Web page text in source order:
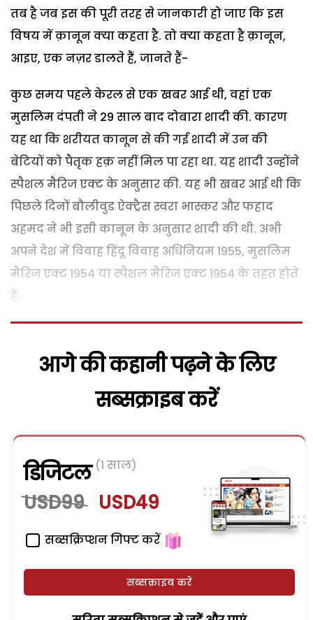
तब है जब इस की पूरी तरह से जानकारी हो जाए कि इस
विषय में क़ानून क्या कहता है. तो क्या कहता है क़ानून,
आइए, एक नज़र डालते हैं, जानते हैं-
कुछ समय पहले केरल से एक खबर आई थी, वहां एक
मुसलिम दंपती ने 29 साल बाद दोबारा शादी की. कारण
यह था कि शरीयत कानून से की गई शादी में उन की
बेटियों को पैतृक हक़ नहीं मिल पा रहा था. यह शादी उन्होंने
स्पैशल मैरिज एक्ट के अनुसार की. यह भी खबर आई थी कि
पिछले दिनों बौलीवुड ऐक्ट्रैस स्वरा भास्कर और फहाद
अहमद ने भी इसी कानून के अनुसार शादी की थी. अभी
अपने देश में विवाह हिंदू विवाह अधिनियम 1955, मुसलिम
मैरिज एक्ट 1954 या स्पैशल मैरिज एक्ट 1954 के तहत होते
हैं.
आगे की कहानी पढ़ने के लिए
सब्सक्राइब करें
डिजिटल (1 साल)
USD99 USD49
सब्सक्रिप्शन गिफ्ट करें
सब्सक्राइब करें